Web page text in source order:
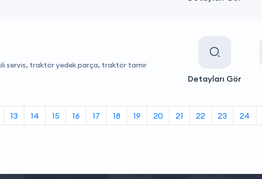
servis, traktör yedek parça, traktör tamir
Detayları Gör
13 14 15 16 17 18 19 20 21 22 23 24